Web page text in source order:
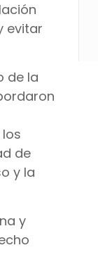
evitar
de la
de
y la
y